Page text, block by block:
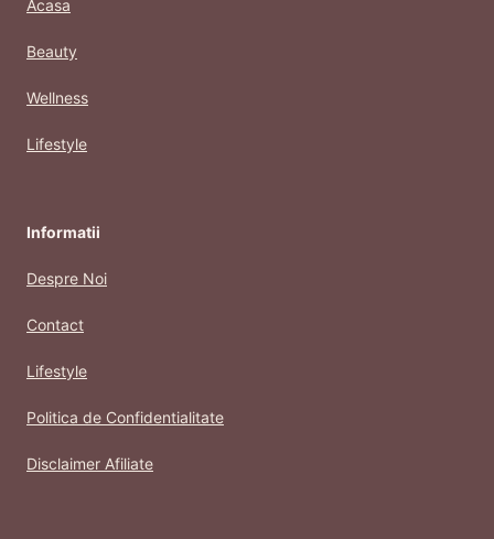
Acasa
Beauty
Wellness
Lifestyle
Informatii
Despre Noi
Contact
Lifestyle
Politica de Confidentialitate
Disclaimer Afiliate